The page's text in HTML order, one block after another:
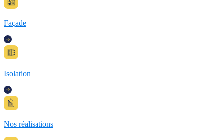
Façade
Isolation
Nos réalisations